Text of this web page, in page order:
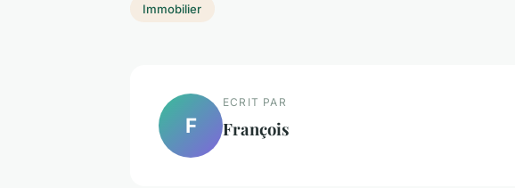
Immobilier
F
ECRIT PAR
François